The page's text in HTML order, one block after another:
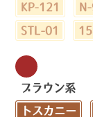
KP-121
STL-01
ブラウン系
トスカニー